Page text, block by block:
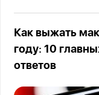
Как выжать
году: 10
ответов